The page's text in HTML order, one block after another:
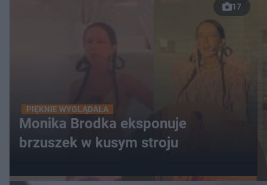
17
PIĘKNIE WYGLĄDAŁA
Monika Brodka eksponuje
brzuszek w kusym stroju